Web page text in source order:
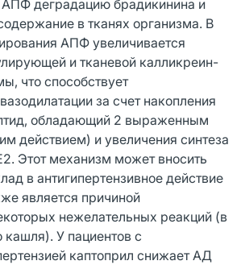
деградацию брадикинина и
в тканях организма. В
АПФ увеличивается
и тканевой калликреин-
что способствует
за счет накопления
обладающий 2 выраженным
действием) и увеличения синтеза
Этот механизм может вносить
в антигипертензивное действие
является причиной
нежелательных реакций (в
кашля). У пациентов с
каптоприл снижает АД